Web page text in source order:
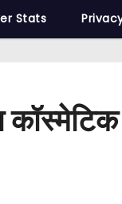
Stats